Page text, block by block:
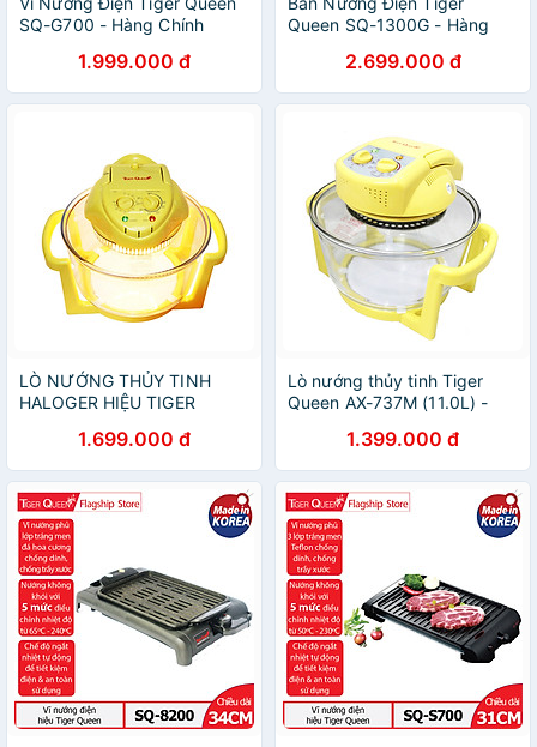
SQ-G700 - Hàng Chính
1.999.000 đ
Queen SQ-1300G - Hàng
2.699.000 đ
LÒ NƯỚNG THỦY TINH
HALOGER HIỆU TIGER
HÀNG CHÍNH HÃNG
1.699.000 đ
Lò nướng thủy tinh Tiger
Queen AX-737M (11.0L) -
1.399.000 đ